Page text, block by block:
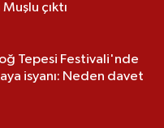
çıktı
Tepesi Festivali'nde
isyanı: Neden davet